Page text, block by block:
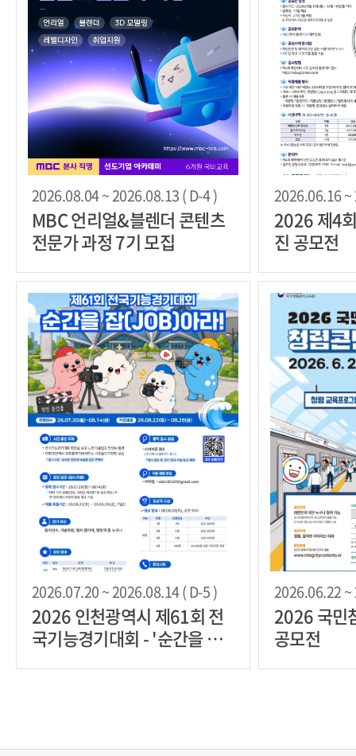
2026.08.04 ~ 2026.08.13 ( D-4 )
MBC 언리얼&블렌더 콘텐츠
전문가 과정 7기 모집
2026.06.16 ~
2026 제4
진 공모전
2026.07.20 ~ 2026.08.14 ( D-5 )
2026 인천광역시 제61회 전
국기능경기대회 - '순간을 잡
2026.06.22 ~
2026 국민
공모전